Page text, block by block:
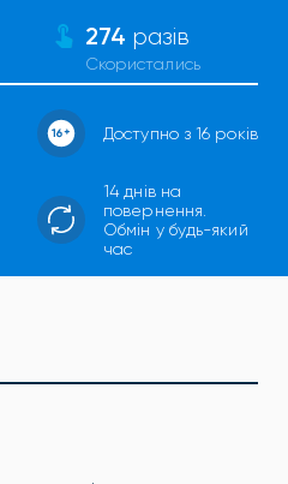
274 разів
Скористались
Доступно з 16 років
14 днів на
повернення.
Обмін у будь-який
час